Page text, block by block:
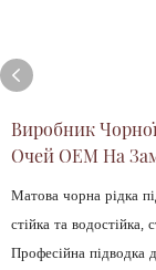
Виробник
Очей OEM На
Матова чорна рідка
стійка та водостійка,
Професійна